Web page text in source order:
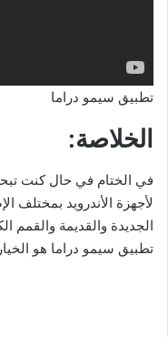
تطبيق سيمو دراما
الخلاصة:
في الختام في حال كنت
لأجهزة الأندرويد بمختلف
الجديدة والقديمة والقمم
تطبيق سيمو دراما هو